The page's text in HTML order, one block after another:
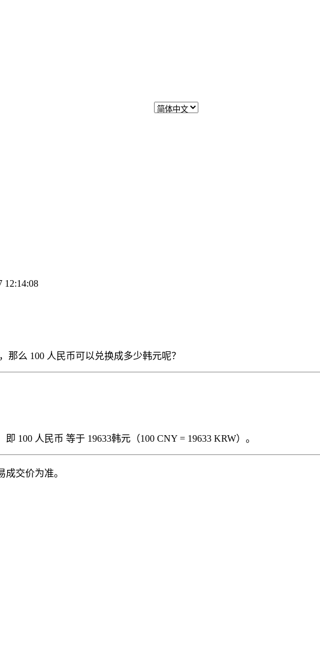
12:14:08
那么 100 人民币可以兑换成多少韩元呢？
100 人民币 等于 19633韩元（100 CNY = 19633 KRW）。
交价为准。